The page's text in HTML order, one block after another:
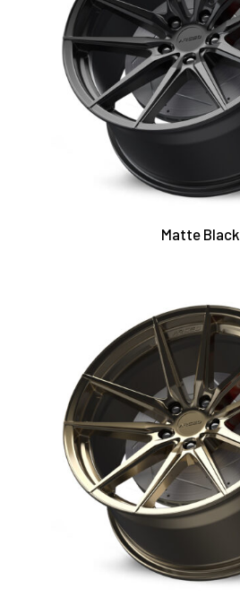
Matte Black